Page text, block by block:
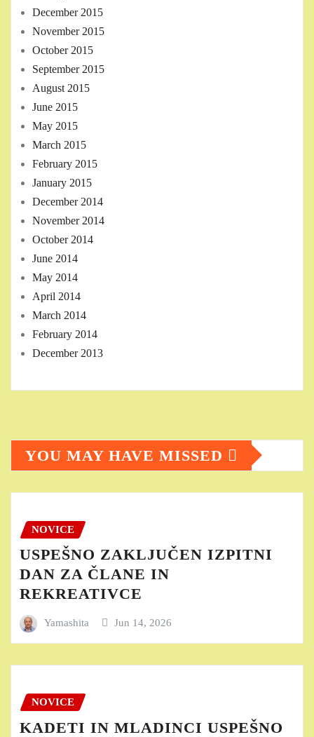
December 2015
November 2015
October 2015
September 2015
August 2015
June 2015
May 2015
March 2015
February 2015
January 2015
December 2014
November 2014
October 2014
June 2014
May 2014
April 2014
March 2014
February 2014
December 2013
YOU MAY HAVE MISSED
NOVICE
USPEŠNO ZAKLJUČEN IZPITNI
DAN ZA ČLANE IN
REKREATIVCE
Yamashita Jun 14, 2026
NOVICE
KADETI IN MLADINCI USPEŠNO